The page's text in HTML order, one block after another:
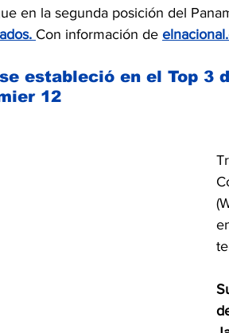
en la segunda posición del
. Con información de
estableció en el Top 3
12